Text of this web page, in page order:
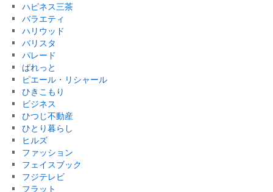
ハピネス三茶
バラエティ
ハリウッド
バリスタ
パレード
ぱれっと
ピエール・リシャール
ひきこもり
ビジネス
ひつじ不動産
ひとり暮らし
ヒルズ
ファッション
フェイスブック
フジテレビ
フラット